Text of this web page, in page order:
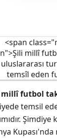
futbol
temsil
Şimdiye